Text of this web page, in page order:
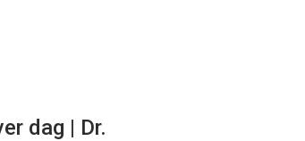
dag | Dr.